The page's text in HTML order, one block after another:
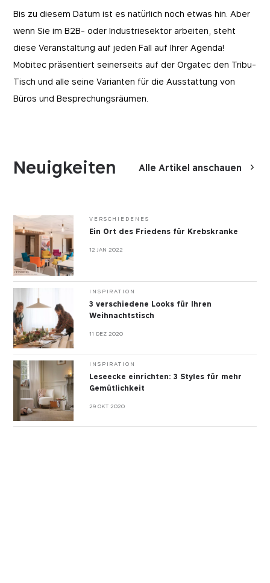
Bis zu diesem Datum ist es natürlich noch etwas hin. Aber
wenn Sie im B2B- oder Industriesektor arbeiten, steht
diese Veranstaltung auf jeden Fall auf Ihrer Agenda!
Mobitec präsentiert seinerseits auf der Orgatec den Tribu-
Tisch und alle seine Varianten für die Ausstattung von
Büros und Besprechungsräumen.
Neuigkeiten Alle Artikel anschauen
VERSCHIEDENES
Ein Ort des Friedens für Krebskranke
12 JAN 2022
INSPIRATION
3 verschiedene Looks für Ihren
Weihnachtstisch
11 DEZ 2020
INSPIRATION
Leseecke einrichten: 3 Styles für mehr
Gemütlichkeit
29 OKT 2020